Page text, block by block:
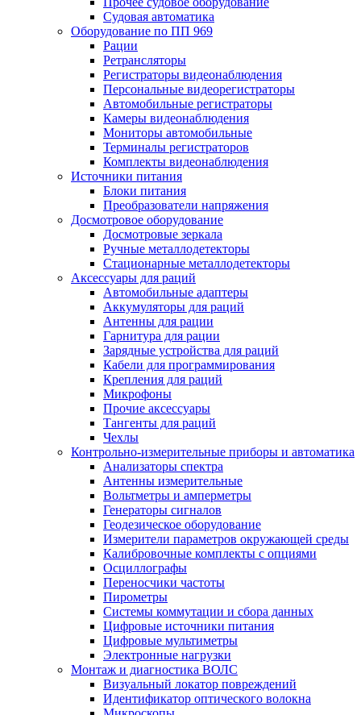
Судовая автоматика
Оборудование по ПП 969
Рации
Ретрансляторы
Регистраторы видеонаблюдения
Персональные видеорегистраторы
Автомобильные регистраторы
Камеры видеонаблюдения
Мониторы автомобильные
Терминалы регистраторов
Комплекты видеонаблюдения
Источники питания
Блоки питания
Преобразователи напряжения
Досмотровое оборудование
Досмотровые зеркала
Ручные металлодетекторы
Стационарные металлодетекторы
Аксессуары для раций
Автомобильные адаптеры
Аккумуляторы для раций
Антенны для рации
Гарнитура для рации
Зарядные устройства для раций
Кабели для программирования
Крепления для раций
Микрофоны
Прочие аксессуары
Тангенты для раций
Чехлы
Контрольно-измерительные приборы и автоматика
Анализаторы спектра
Антенны измерительные
Вольтметры и амперметры
Генераторы сигналов
Геодезическое оборудование
Измерители параметров окружающей среды
Калибровочные комплекты с опциями
Осциллографы
Переносчики частоты
Пирометры
Системы коммутации и сбора данных
Цифровые источники питания
Цифровые мультиметры
Электронные нагрузки
Монтаж и диагностика ВОЛС
Визуальный локатор повреждений
Идентификатор оптического волокна